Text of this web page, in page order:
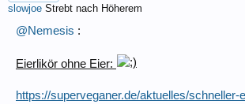
slowjoe Strebt nach Höherem
@Nemesis :
Eierlikör ohne Eier:
https://superveganer.de/aktuelles/schneller-